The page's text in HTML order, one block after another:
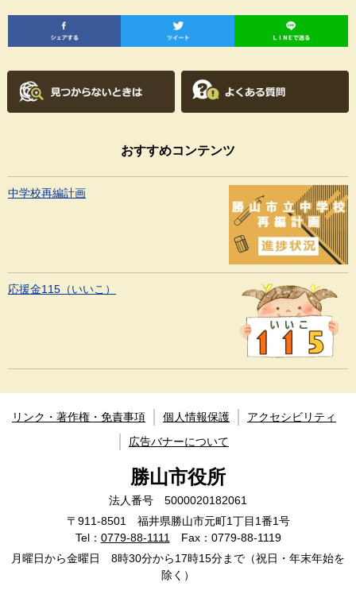
おすすめコンテンツ
中学校再編計画
応援金115（いいこ）
リンク・著作権・免責事項 個人情報保護
アクセシビリティ
広告バナーについて
勝山市役所
法人番号 5000020182061
〒911-8501 福井県勝山市元町1丁目1番1号
Tel： 0779-88-1111
Fax：0779-88-1119
月曜日から金曜日 8時30分から17時15分まで（祝日・年末年始を
除く）